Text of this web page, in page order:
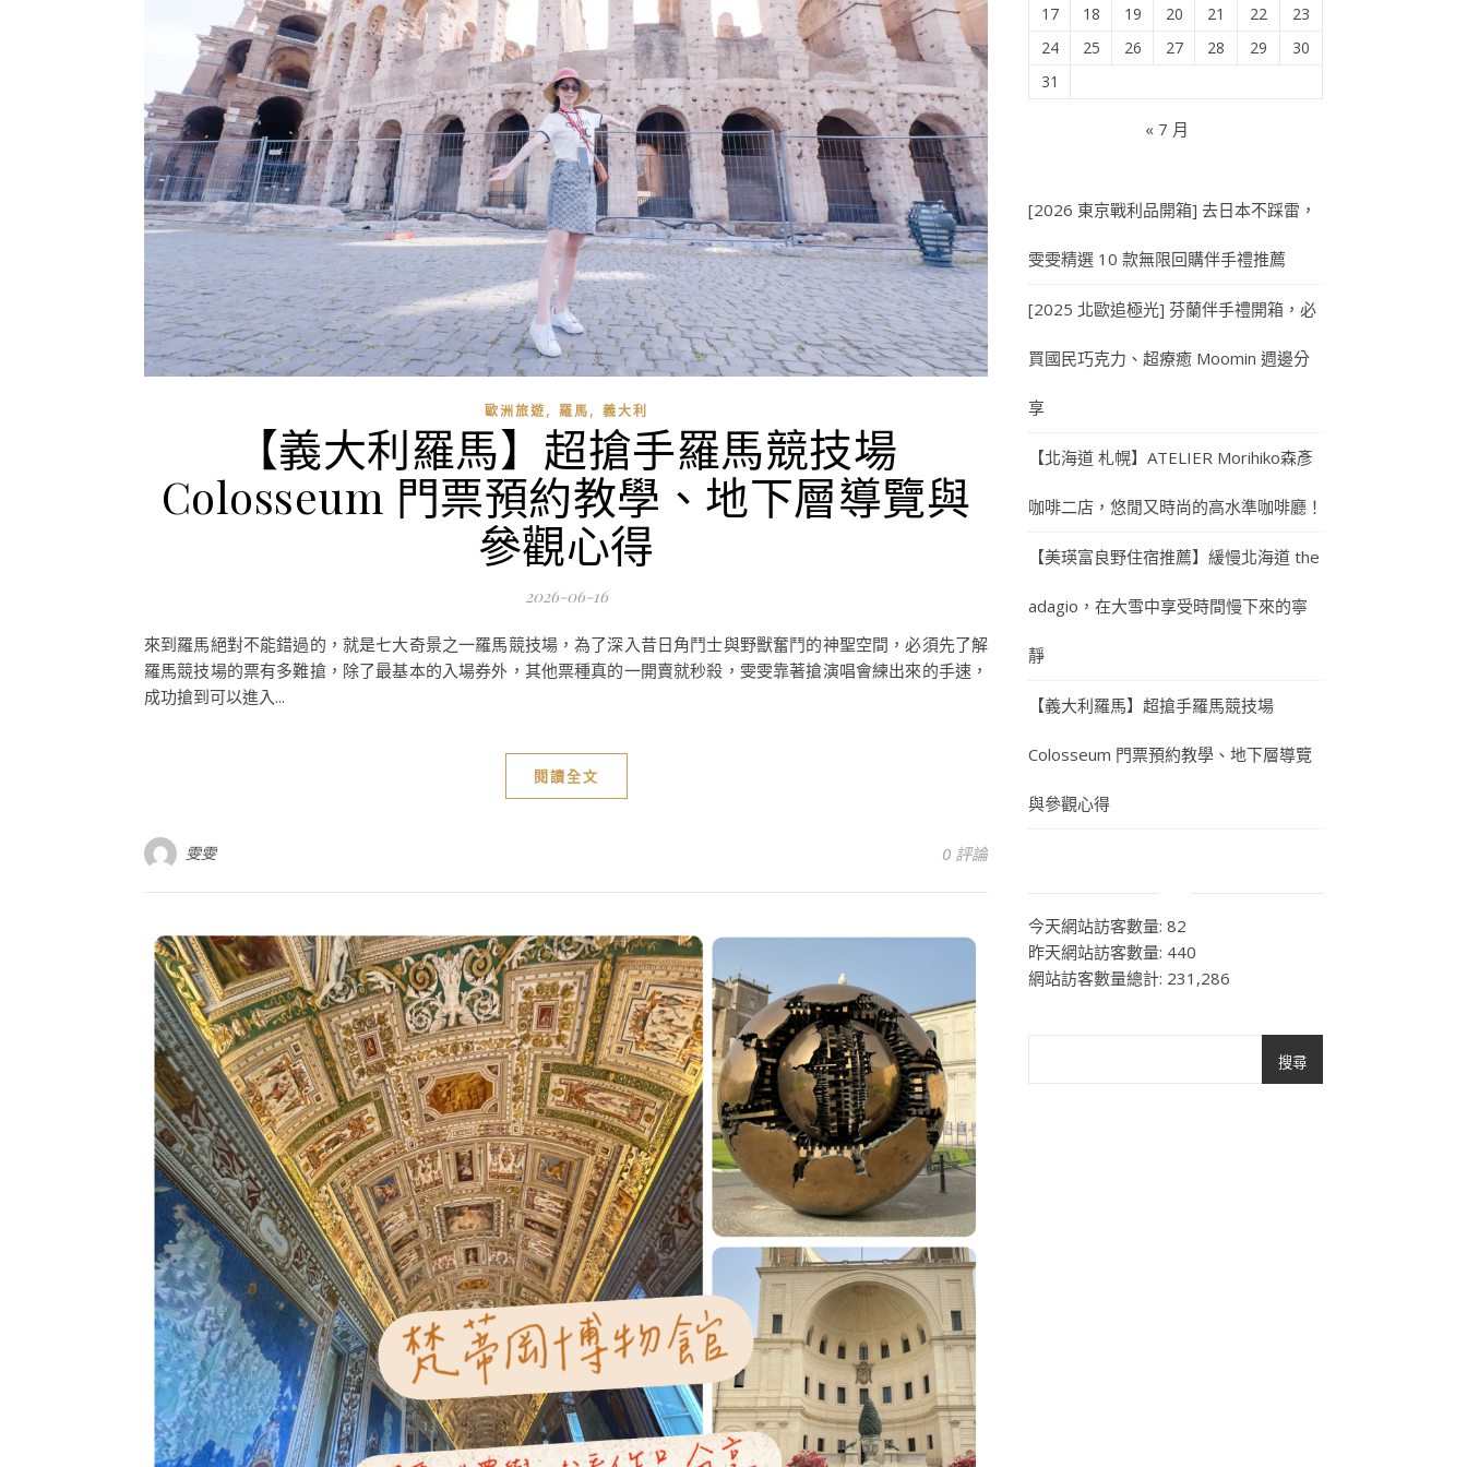
歐洲旅遊, 羅馬, 義大利
【義大利羅馬】超搶手羅馬競技場
Colosseum 門票預約教學、地下層導覽與
參觀心得
2026-06-16
來到羅馬絕對不能錯過的，就是七大奇景之一羅馬競技場，為了深入昔日角鬥士與野獸奮鬥的神聖空間，必須先了解
羅馬競技場的票有多難搶，除了最基本的入場券外，其他票種真的一開賣就秒殺，雯雯靠著搶演唱會練出來的手速，
成功搶到可以進入...
閱讀全文
雯雯 0 評論
17 18 19 20 21 22
23
24
25 26 27 28 29
30
31
« 7 月
[2026 東京戰利品開箱] 去日本不踩雷，
雯雯精選 10 款無限回購伴手禮推薦
[2025 北歐追極光] 芬蘭伴手禮開箱，必
買國民巧克力、超療癒 Moomin 週邊分
享
【北海道 札幌】ATELIER Morihiko森彥
咖啡二店，悠閒又時尚的高水準咖啡廳！
【美瑛富良野住宿推薦】緩慢北海道 the
adagio，在大雪中享受時間慢下來的寧
靜
【義大利羅馬】超搶手羅馬競技場
Colosseum 門票預約教學、地下層導覽
與參觀心得
今天網站訪客數量: 82
昨天網站訪客數量: 440
網站訪客數量總計: 231,286
搜尋